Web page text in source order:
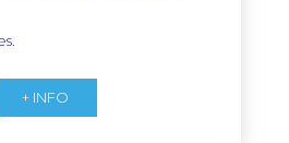
+ INFO